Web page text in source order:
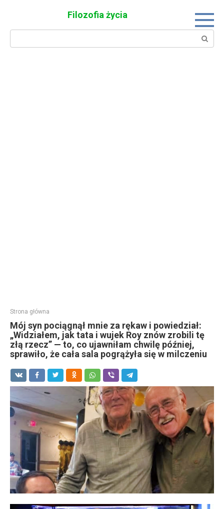
Filozofia życia
Search:
Strona główna
Mój syn pociągnął mnie za rękaw i powiedział:
„Widziałem, jak tata i wujek Roy znów zrobili tę
złą rzecz” — to, co ujawniłam chwilę później,
sprawiło, że cała sala pogrążyła się w milczeniu